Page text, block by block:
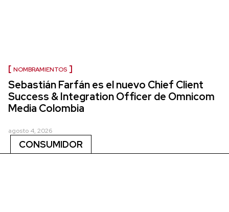
NOMBRAMIENTOS
Sebastián Farfán es el nuevo Chief Client
Success & Integration Officer de Omnicom
Media Colombia
agosto 4, 2026
CONSUMIDOR